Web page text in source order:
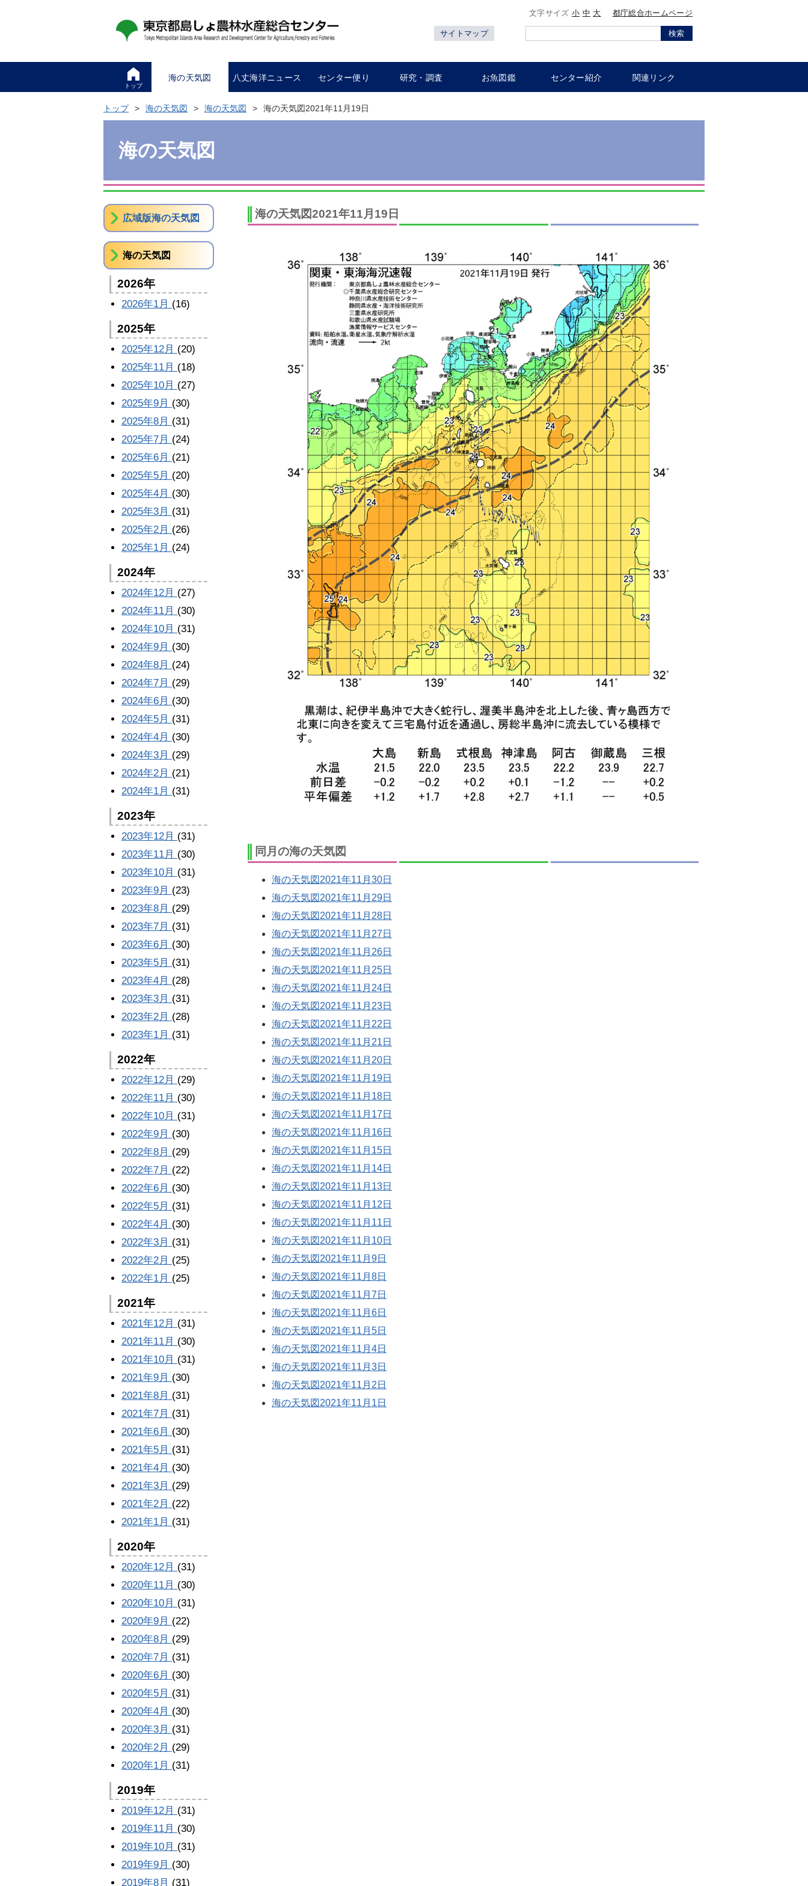
文字サイズ小 中 大 都庁総合ホームページ
サイトマップ 検索
トップ
海の天気図 八丈海洋ニュース センター便り 研究・調査 お魚図鑑 センター紹介 関連リンク
トップ 海の天気図 海の天気図 海の天気図2021年11月19日
海の天気図
海の天気図2021年11月19日
同月の海の天気図
海の天気図2021年11月30日
海の天気図2021年11月29日
海の天気図2021年11月28日
海の天気図2021年11月27日
海の天気図2021年11月26日
海の天気図2021年11月25日
海の天気図2021年11月24日
海の天気図2021年11月23日
海の天気図2021年11月22日
海の天気図2021年11月21日
海の天気図2021年11月20日
海の天気図2021年11月19日
海の天気図2021年11月18日
海の天気図2021年11月17日
海の天気図2021年11月16日
海の天気図2021年11月15日
海の天気図2021年11月14日
海の天気図2021年11月13日
海の天気図2021年11月12日
海の天気図2021年11月11日
海の天気図2021年11月10日
海の天気図2021年11月9日
海の天気図2021年11月8日
海の天気図2021年11月7日
海の天気図2021年11月6日
海の天気図2021年11月5日
海の天気図2021年11月4日
海の天気図2021年11月3日
海の天気図2021年11月2日
海の天気図2021年11月1日
広域版海の天気図
海の天気図
2026年
2026年1月 (16)
2025年
2025年12月 (20)
2025年11月 (18)
2025年10月 (27)
2025年9月 (30)
2025年8月 (31)
2025年7月 (24)
2025年6月 (21)
2025年5月 (20)
2025年4月 (30)
2025年3月 (31)
2025年2月 (26)
2025年1月 (24)
2024年
2024年12月 (27)
2024年11月 (30)
2024年10月 (31)
2024年9月 (30)
2024年8月 (24)
2024年7月 (29)
2024年6月 (30)
2024年5月 (31)
2024年4月 (30)
2024年3月 (29)
2024年2月 (21)
2024年1月 (31)
2023年
2023年12月 (31)
2023年11月 (30)
2023年10月 (31)
2023年9月 (23)
2023年8月 (29)
2023年7月 (31)
2023年6月 (30)
2023年5月 (31)
2023年4月 (28)
2023年3月 (31)
2023年2月 (28)
2023年1月 (31)
2022年
2022年12月 (29)
2022年11月 (30)
2022年10月 (31)
2022年9月 (30)
2022年8月 (29)
2022年7月 (22)
2022年6月 (30)
2022年5月 (31)
2022年4月 (30)
2022年3月 (31)
2022年2月 (25)
2022年1月 (25)
2021年
2021年12月 (31)
2021年11月 (30)
2021年10月 (31)
2021年9月 (30)
2021年8月 (31)
2021年7月 (31)
2021年6月 (30)
2021年5月 (31)
2021年4月 (30)
2021年3月 (29)
2021年2月 (22)
2021年1月 (31)
2020年
2020年12月 (31)
2020年11月 (30)
2020年10月 (31)
2020年9月 (22)
2020年8月 (29)
2020年7月 (31)
2020年6月 (30)
2020年5月 (31)
2020年4月 (30)
2020年3月 (31)
2020年2月 (29)
2020年1月 (31)
2019年
2019年12月 (31)
2019年11月 (30)
2019年10月 (31)
2019年9月 (30)
2019年8月 (31)